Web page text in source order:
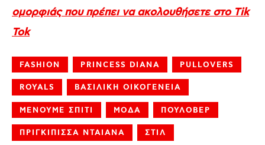
ομορφιάς που πρέπει να ακολουθήσετε στο Tik
Tok
FASHION PRINCESS DIANA PULLOVERS
ROYALS ΒΑΣΙΛΙΚΗ ΟΙΚΟΓΕΝΕΙΑ
ΜΕΝΟΥΜΕ ΣΠΙΤΙ ΜΟΔΑ ΠΟΥΛΟΒΕΡ
ΠΡΙΓΚΙΠΙΣΣΑ ΝΤΑΙΑΝΑ ΣΤΙΛ